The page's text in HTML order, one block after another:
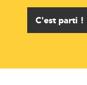
C'est parti !